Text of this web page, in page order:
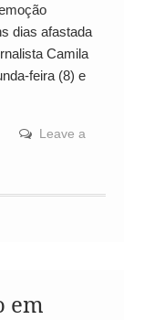
dias afastada
Camila
feira (8) e
Leave a
em